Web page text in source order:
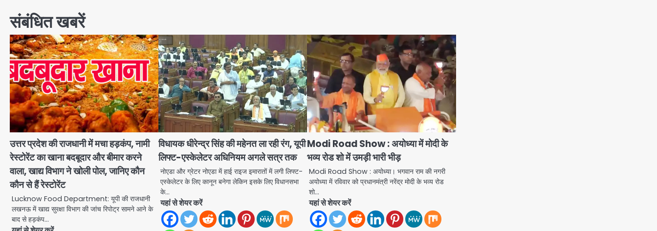
navigation
संबंधित खबरें
उत्तर प्रदेश की राजधानी में मचा हड़कंप, नामी
रेस्टोरेंट का खाना बदबूदार और बीमार करने
वाला, खाद्य विभाग ने खोली पोल, जानिए कौन
कौन से हैं रेस्टोरेंट
Lucknow Food Department: यूपी की राजधानी
लखनऊ में खाद्य सुरक्षा विभाग की जांच रिपोट्र सामने आने के
बाद से हड़कंप…
विधायक धीरेन्द्र सिंह की महेनत ला रही रंग, यूपी
लिफ्ट-एस्केलेटर अधिनियम अगले सत्र तक
नोएडा और ग्रेटर नोएडा में हाई राइज इमारातों में लगी लिफ्ट-
एस्केलेटर के लिए कानून बनेगा लेकिन इसके लिए विधानसभा
के…
यहां से शेयर करें
Modi Road Show : अयोध्या में मोदी के
भव्य रोड शो में उमड़ी भारी भीड़
Modi Road Show : अयोध्या। भगवान राम की नगरी
अयोध्या में रविवार को प्रधानमंत्री नरेंद्र मोदी के भव्य रोड
शो…
यहां से शेयर करें